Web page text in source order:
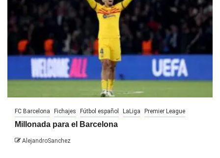
FC Barcelona Fichajes Fútbol español LaLiga Premier League
Millonada para el Barcelona
AlejandroSanchez